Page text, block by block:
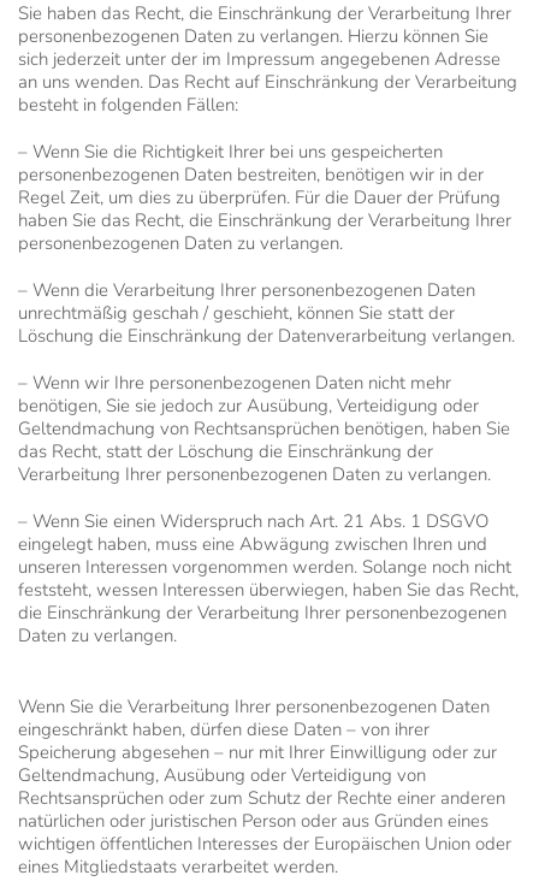
Sie haben das Recht, die Einschränkung der Verarbeitung Ihrer
personenbezogenen Daten zu verlangen. Hierzu können Sie
sich jederzeit unter der im Impressum angegebenen Adresse
an uns wenden. Das Recht auf Einschränkung der Verarbeitung
besteht in folgenden Fällen:
– Wenn Sie die Richtigkeit Ihrer bei uns gespeicherten
personenbezogenen Daten bestreiten, benötigen wir in der
Regel Zeit, um dies zu überprüfen. Für die Dauer der Prüfung
haben Sie das Recht, die Einschränkung der Verarbeitung Ihrer
personenbezogenen Daten zu verlangen.
– Wenn die Verarbeitung Ihrer personenbezogenen Daten
unrechtmäßig geschah / geschieht, können Sie statt der
Löschung die Einschränkung der Datenverarbeitung verlangen.
– Wenn wir Ihre personenbezogenen Daten nicht mehr
benötigen, Sie sie jedoch zur Ausübung, Verteidigung oder
Geltendmachung von Rechtsansprüchen benötigen, haben Sie
das Recht, statt der Löschung die Einschränkung der
Verarbeitung Ihrer personenbezogenen Daten zu verlangen.
– Wenn Sie einen Widerspruch nach Art. 21 Abs. 1 DSGVO
eingelegt haben, muss eine Abwägung zwischen Ihren und
unseren Interessen vorgenommen werden. Solange noch nicht
feststeht, wessen Interessen überwiegen, haben Sie das Recht,
die Einschränkung der Verarbeitung Ihrer personenbezogenen
Daten zu verlangen.
Wenn Sie die Verarbeitung Ihrer personenbezogenen Daten
eingeschränkt haben, dürfen diese Daten – von ihrer
Speicherung abgesehen – nur mit Ihrer Einwilligung oder zur
Geltendmachung, Ausübung oder Verteidigung von
Rechtsansprüchen oder zum Schutz der Rechte einer anderen
natürlichen oder juristischen Person oder aus Gründen eines
wichtigen öffentlichen Interesses der Europäischen Union oder
eines Mitgliedstaats verarbeitet werden.